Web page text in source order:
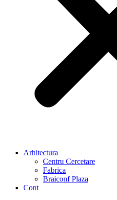
Arhitectura
Centru Cercetare
Fabrica
Braiconf Plaza
Cont